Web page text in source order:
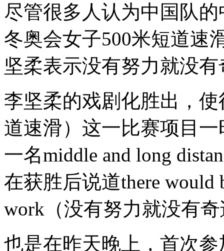
尽管很多人认为中国队
冬奥会女子500米短道速
坚柔表示没有努力就没
李坚柔的戏剧化胜出，使
道速滑）这一比赛项目
一名middle and long
在获胜后说道there would
work（没有努力就没有
也是在昨天晚上，首次